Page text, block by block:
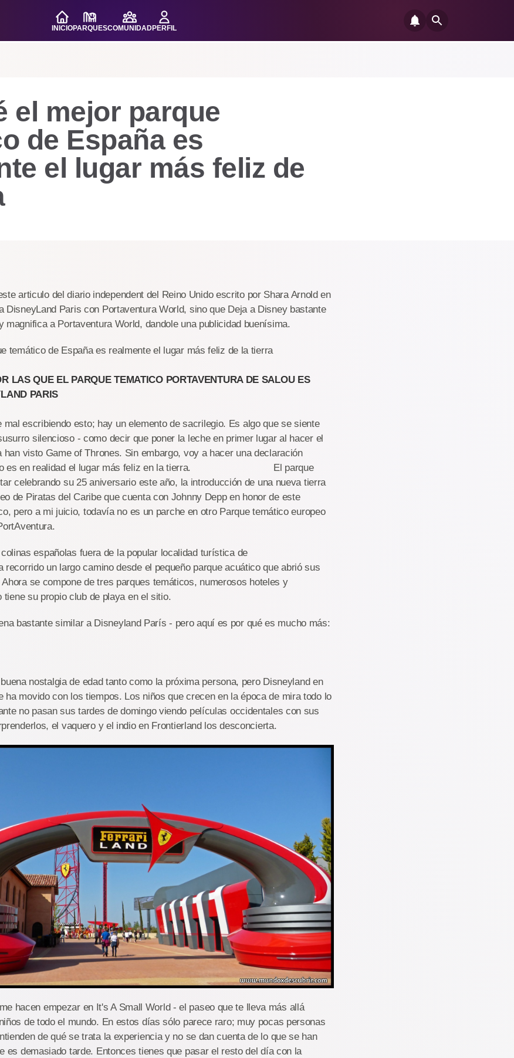
INICIOPARQUESCOMUNIDADPERFIL
el mejor parque
de España es
el lugar más feliz de
del diario independent del Reino Unido escrito por Shara Arnold en
DisneyLand Paris con Portaventura World, sino que Deja a Disney bastante
magnifica a Portaventura World, dandole una publicidad buenísima.
temático de España es realmente el lugar más feliz de la tierra
LAS QUE EL PARQUE TEMATICO PORTAVENTURA DE SALOU ES
PARIS
esto; hay un elemento de sacrilegio. Es algo que se siente
silencioso - como decir que poner la leche en primer lugar al hacer el
han visto Game of Thrones. Sin embargo, voy a hacer una declaración
no es en realidad el lugar más feliz en la tierra. El parque
celebrando su 25 aniversario este año, la introducción de una nueva tierra
de Piratas del Caribe que cuenta con Johnny Depp en honor de este
pero a mi juicio, todavía no es un parche en otro Parque temático europeo
españolas fuera de la popular localidad turística de
recorrido un largo camino desde el pequeño parque acuático que abrió sus
se compone de tres parques temáticos, numerosos hoteles y
tiene su propio club de playa en el sitio.
similar a Disneyland París - pero aquí es por qué es mucho más:
nostalgia de edad tanto como la próxima persona, pero Disneyland en
ha movido con los tiempos. Los niños que crecen en la época de mira todo lo
no pasan sus tardes de domingo viendo películas occidentales con sus
el vaquero y el indio en Frontierland los desconcierta.
empezar en It's A Small World - el paseo que te lleva más allá
de todo el mundo. En estos días sólo parece raro; muy pocas personas
de qué se trata la experiencia y no se dan cuenta de lo que se han
es demasiado tarde. Entonces tienes que pasar el resto del día con la